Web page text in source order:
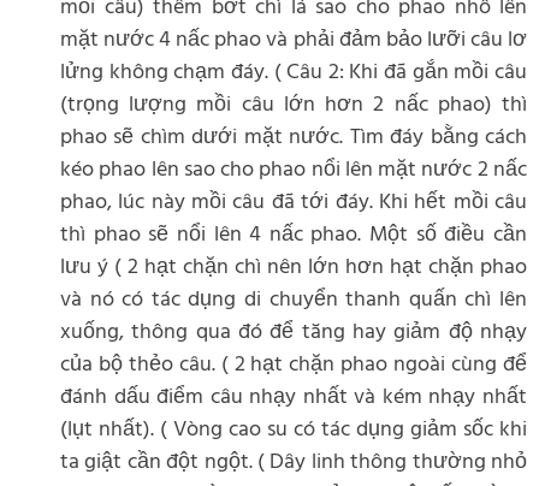
mồi câu) thêm bớt chì lá sao cho phao nhô lên
mặt nước 4 nấc phao và phải đảm bảo lưỡi câu lơ
lửng không chạm đáy. ( Câu 2: Khi đã gắn mồi câu
(trọng lượng mồi câu lớn hơn 2 nấc phao) thì
phao sẽ chìm dưới mặt nước. Tìm đáy bằng cách
kéo phao lên sao cho phao nổi lên mặt nước 2 nấc
phao, lúc này mồi câu đã tới đáy. Khi hết mồi câu
thì phao sẽ nổi lên 4 nấc phao. Một số điều cần
lưu ý ( 2 hạt chặn chì nên lớn hơn hạt chặn phao
và nó có tác dụng di chuyển thanh quấn chì lên
xuống, thông qua đó để tăng hay giảm độ nhạy
của bộ thẻo câu. ( 2 hạt chặn phao ngoài cùng để
đánh dấu điểm câu nhạy nhất và kém nhạy nhất
(lụt nhất). ( Vòng cao su có tác dụng giảm sốc khi
ta giật cần đột ngột. ( Dây linh thông thường nhỏ